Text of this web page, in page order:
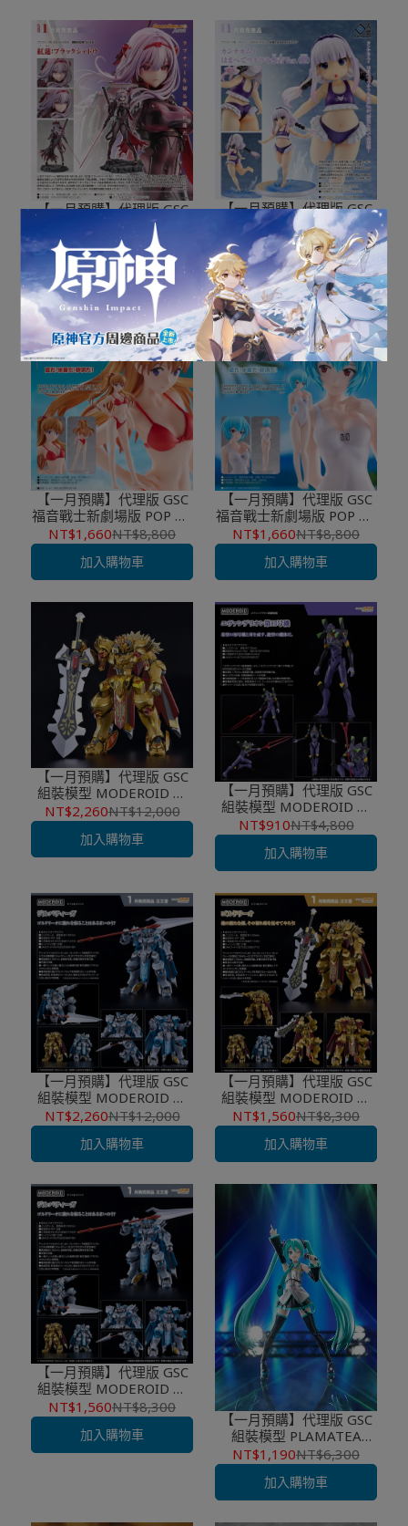
【一月預購】代理版 GSC
勝利女神：妮姬 NIKKE
1/7 紅蓮：暗影 PVC 完成
品
NT$4,890NT$25,900
加入購物車
【一月預購】代理版 GSC
小林家的龍女僕 1/6 康娜
卡姆伊 令人開心的沙灘泳
裝Ver. PVC 完成品
NT$3,835NT$21,780
加入購物車
【一月預購】代理版 GSC
福音戰士新劇場版 POP UP
PARADE 明日香（連身泳
裝Style）
NT$1,660NT$8,800
加入購物車
【一月預購】代理版 GSC
福音戰士新劇場版 POP UP
PARADE 綾波零（連身泳
裝Style）
NT$1,660NT$8,800
加入購物車
【一月預購】代理版 GSC
組裝模型 MODEROID 戈
德力歐 ROYAL METALLIC
Ver.
NT$2,260NT$12,000
加入購物車
【一月預購】代理版 GSC
組裝模型 MODEROID 福
音戰士新劇場版 福音戰士
第13號機
NT$910NT$4,800
加入購物車
【一月預購】代理版 GSC
組裝模型 MODEROID 錫
巴泰格 ROYAL METALLIC
Ver.
NT$2,260NT$12,000
加入購物車
【一月預購】代理版 GSC
組裝模型 MODEROID 騎
士&魔法 戈德力歐
NT$1,560NT$8,300
加入購物車
【一月預購】代理版 GSC
組裝模型 MODEROID 騎
士&魔法 錫巴泰格
NT$1,560NT$8,300
加入購物車
【一月預購】代理版 GSC
組裝模型 PLAMATEA
Character Vocal系列01 初
音未來
NT$1,190NT$6,300
加入購物車